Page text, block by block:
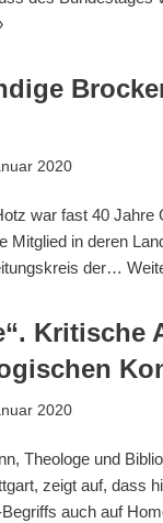
2020
war fast 40 Jahre
Mitglied in deren
der…
Kritische
2020
Theologe und
zeigt auf, dass
auch auf